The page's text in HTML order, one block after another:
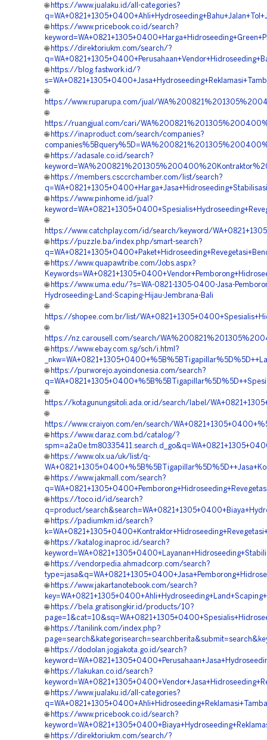
🌐 https://www.jualaku.id/all-categories?
🌐 https://www.pricebook.co.id/search?
🌐 https://direktoriukm.com/search/?
🌐 https://blog.fastwork.id/?
🌐
https://www.ruparupa.com/jual/
🌐
https://ruangjual.com/cari/
🌐 https://inaproduct.com/search/companies?
🌐 https://adasale.co.id/search?
🌐 https://members.csccrchamber.com/list/search?
🌐 https://www.pinhome.id/jual?
🌐
https://www.catchplay.com/id/search/keyword/
🌐 https://puzzle.ba/index.php/smart-search?
🌐 https://www.quapawtribe.com/Jobs.aspx?
🌐 https://www.uma.edu/?s=WA-0821-1305-0400-Jasa-
Hydroseeding-Land-Scaping-Hijau-Jembrana-Bali
🌐
https://shopee.com.br/list/
🌐
https://nz.carousell.com/search/
🌐 https://www.ebay.com.sg/sch/i.html?
🌐 https://purworejo.ayoindonesia.com/search?
🌐
https://kotagunungsitoli.ada.or.id/search/label/
🌐
https://www.craiyon.com/en/search/
🌐 https://www.daraz.com.bd/catalog/?
🌐 https://www.olx.ua/uk/list/q-
🌐 https://www.jakmall.com/search?
🌐 https://toco.id/id/search?
q=product/
🌐 https://padiumkm.id/search?
🌐 https://katalog.inaproc.id/search?
🌐 https://vendorpedia.ahmadcorp.com/search?
🌐 https://www.jakartanotebook.com/search?
🌐 https://bela.gratisongkir.id/products/10?
🌐 https://tanilink.com/index.php?
🌐 https://dodolan.jogjakota.go.id/search?
🌐 https://lakukan.co.id/search?
🌐 https://www.jualaku.id/all-categories?
🌐 https://www.pricebook.co.id/search?
🌐 https://direktoriukm.com/search/?